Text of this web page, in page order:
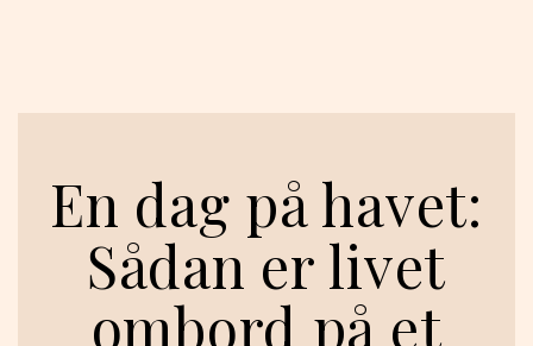
En dag på havet:
Sådan er livet
ombord på et